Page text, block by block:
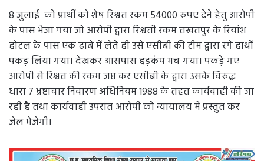
8 जुलाई को प्रार्थी को शेष रिश्वत रकम 54000 रुपए देने हेतु आरोपी
के पास भेजा गया जो आरोपी द्वारा रिश्वती रकम तखतपुर के रियांश
होटल के पास एक ढाबे में लेते ही उसे एसीबी की टीम द्वारा रंगे हाथों
पकड़ लिया गया। देखकर आसपास हड़कंप मच गया। पकड़े गए
आरोपी से रिश्वत की रकम जप्त कर एसीबी के द्वारा उसके विरुद्ध
धारा 7 भ्रष्टाचार निवारण अधिनियम 1988 के तहत कार्यवाही की जा
रही है तथा कार्यवाही उपरांत आरोपी को न्यायालय में प्रस्तुत कर
जेल भेजेगी।